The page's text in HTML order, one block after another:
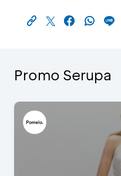
Promo Serupa